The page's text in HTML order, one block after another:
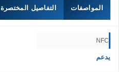
المواصفات التفاصيل المختصرة
NFC
يدعم